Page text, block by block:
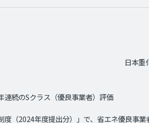
日本重
連続のSクラス（優良事業者）評価
度（2024年度提出分）」で、省エネ優良事業